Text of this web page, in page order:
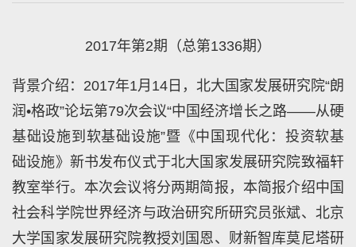
2017年第2期（总第1336期）
背景介绍：2017年1月14日，北大国家发展研究院“朗
润•格政”论坛第79次会议“中国经济增长之路——从硬
基础设施到软基础设施”暨《中国现代化：投资软基
础设施》新书发布仪式于北大国家发展研究院致福轩
教室举行。本次会议将分两期简报，本简报介绍中国
社会科学院世界经济与政治研究所研究员张斌、北京
大学国家发展研究院教授刘国恩、财新智库莫尼塔研